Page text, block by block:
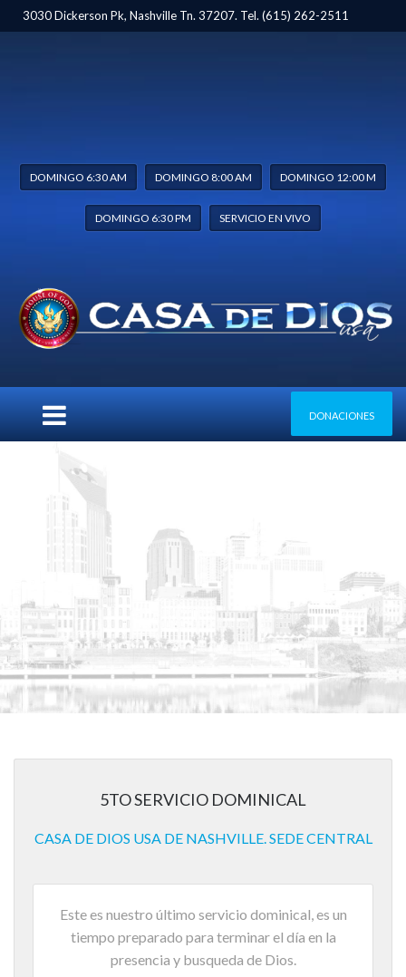
3030 Dickerson Pk, Nashville Tn. 37207. Tel. (615) 262-2511
DOMINGO 6:30 AM DOMINGO 8:00 AM DOMINGO 12:00 M
DOMINGO 6:30 PM SERVICIO EN VIVO
DONACIONES
5TO SERVICIO DOMINICAL
5TO SERVICIO DOMINICAL
CASA DE DIOS USA DE NASHVILLE. SEDE CENTRAL
Este es nuestro último servicio dominical, es un
tiempo preparado para terminar el día en la
presencia y busqueda de Dios.